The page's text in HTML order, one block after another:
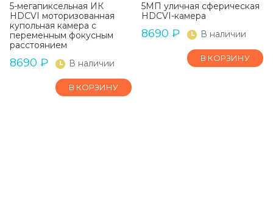
5-мегапиксельная ИК
HDCVI моторизованная
купольная камера с
переменным фокусным
расстоянием
8690 ₽ В наличии
В КОРЗИНУ
5МП уличная сферическая
HDCVI-камера
8690 ₽ В наличии
В КОРЗИНУ